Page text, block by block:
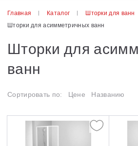
BVS2
PVS1
Главная Каталог
Шторки для ванн
Шторки для асимметричных ванн
Шторки для
ванн
Сортировать по: Цене Названию